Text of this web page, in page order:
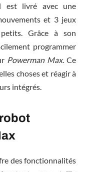
est livré avec une
et 3 jeux
Grâce à son
programmer
Powerman Max. Ce
choses et réagir à
intégrés.
des fonctionnalités